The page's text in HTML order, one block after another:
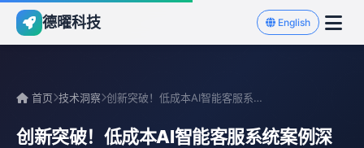
德曜科技 English
首页 技术洞察 创新突破！低成本AI智能客服系统案例深度剖析
创新突破！低成本AI智能客服系统案例深